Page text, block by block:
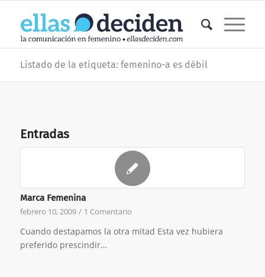
Listado de la etiqueta: femenino-a es débil
Entradas
Marca Femenina
febrero 10, 2009 / 1 Comentario
Cuando destapamos la otra mitad Esta vez hubiera
preferido prescindir…